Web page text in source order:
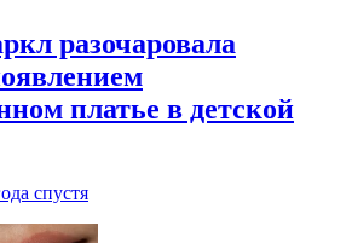
разочаровала
платье в детской
спустя